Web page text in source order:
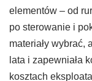
elementów – od
po sterowanie i
materiały wybrać,
lata i zapewniała
kosztach